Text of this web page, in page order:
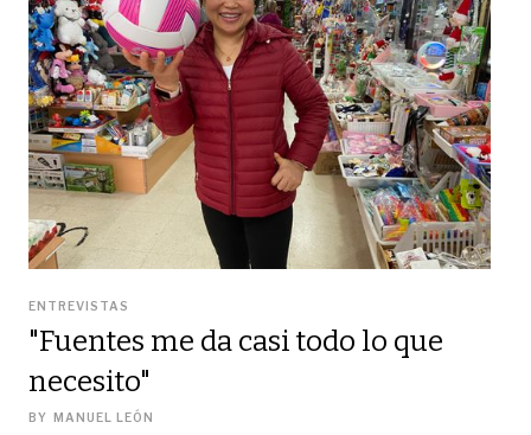
ENTREVISTAS
"Fuentes me da casi todo lo que
necesito"
BY MANUEL LEÓN